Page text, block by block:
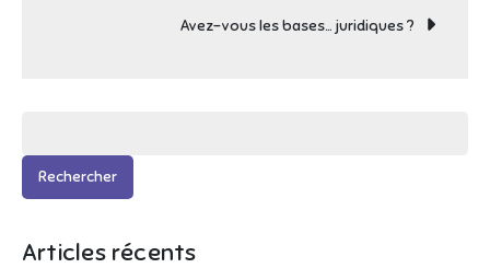
Avez-vous les bases… juridiques ?
Articles récents